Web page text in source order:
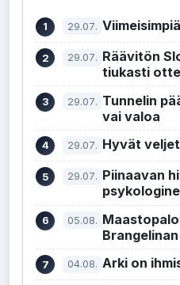
29.07.
29.07. Räävitön
tiukasti
29.07. Tunnelin
vai valoa
29.07. Hyvät
29.07. Piinaavan
05.08.
04.08. Arki on